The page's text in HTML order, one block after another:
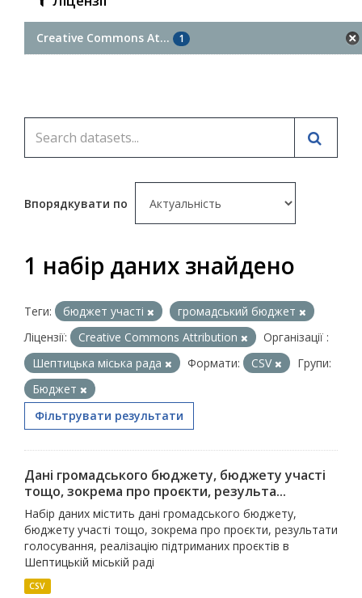
Creative Commons At... 1
Впорядкувати по
1 набір даних знайдено
Теги: бюджет участі
громадський бюджет
Ліцензії:
Creative Commons Attribution
Організації :
Шептицька міська рада
Формати: CSV
Групи:
Бюджет
Фільтрувати результати
Дані громадського бюджету, бюджету участі
тощо, зокрема про проєкти, результа...
Набір даних містить дані громадського бюджету,
бюджету участі тощо, зокрема про проєкти, результати
голосування, реалізацію підтриманих проєктів в
Шептицькій міській раді
CSV